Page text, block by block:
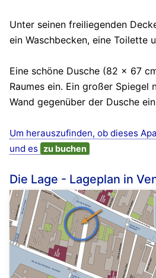
Unter seinen freiliegenden
ein Waschbecken, eine Toilette
Eine schöne Dusche (82 x 67
Raumes ein. Ein großer Spiegel
Wand gegenüber der Dusche
Um herauszufinden, ob dieses
und es zu buchen
Die Lage - Lageplan in